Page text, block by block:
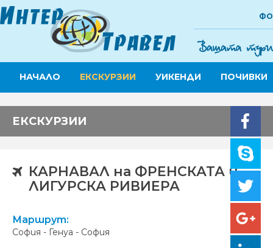
НАЧАЛО ЕКСКУРЗИИ УИКЕНДИ ПОЧИВКИ
ЕКСКУРЗИИ
КАРНАВАЛ на ФРЕНСКАТА и
ЛИГУРСКА РИВИЕРА
Маршрут:
София - Генуа - София